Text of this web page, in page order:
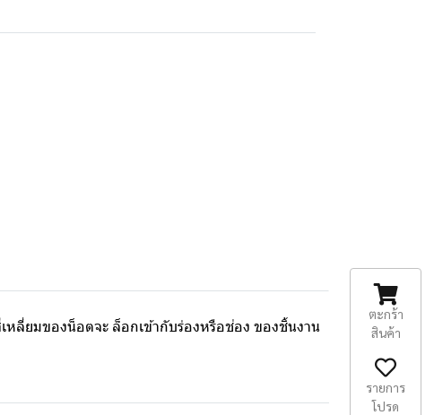
หลี่ยมของน็อตจะ ล็อกเข้ากับร่องหรือช่อง ของชิ้นงาน
ตะกร้า
สินค้า
รายการ
โปรด